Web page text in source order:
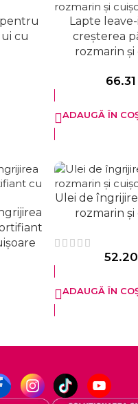
cu
Lapte
creșterea
rozmarin și
66.31
ADAUGĂ ÎN
Ulei de
rozmarin și
52.20
ADAUGĂ ÎN